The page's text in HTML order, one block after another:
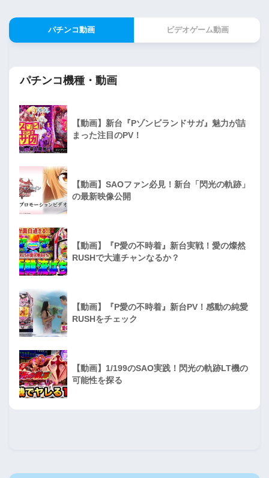
パチンコ動画 ビデオゲーム動画
パチンコ機種・動画
【動画】新台『Pゾンビランドサガ』魅力が詰
まった注目のPV！
【動画】SAOファン必見！新台「閃光の軌跡」
の最新映像公開
【動画】『P愛の不時着』新台実戦！愛の燦然
RUSHで大連チャンなるか？
【動画】『P愛の不時着』新台PV！感動の純愛
RUSHをチェック
【動画】1/199のSAO実践！閃光の軌跡LT機の
可能性を探る